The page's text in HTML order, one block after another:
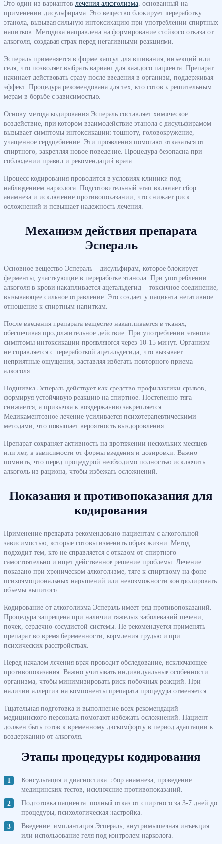
Это один из вариантов лечения алкоголизма , основанный на
применении дисульфирама. Это вещество блокирует переработку
этанола, вызывая сильную интоксикацию при употреблении спиртных
напитков. Методика направлена на формирование стойкого отказа от
алкоголя, создавая страх перед негативными реакциями.
Эспераль применяется в форме капсул для вшивания, инъекций или
геля, что позволяет выбрать вариант для каждого пациента. Препарат
начинает действовать сразу после введения в организм, поддерживая
эффект. Процедура рекомендована для тех, кто готов к решительным
мерам в борьбе с зависимостью.
Основу метода кодирования Эспераль составляет химическое
воздействие, при котором взаимодействие этанола с дисульфирамом
вызывает симптомы интоксикации: тошноту, головокружение,
учащенное сердцебиение. Эти проявления помогают отказаться от
спиртного, закрепляя новое поведение. Процедура безопасна при
соблюдении правил и рекомендаций врача.
Процесс кодирования проводится в условиях клиники под
наблюдением нарколога. Подготовительный этап включает сбор
анамнеза и исключение противопоказаний, что снижает риск
осложнений и повышает надежность лечения.
Механизм действия препарата
Эспераль
Основное вещество Эспераль – дисульфирам, которое блокирует
ферменты, участвующие в переработке этанола. При употреблении
алкоголя в крови накапливается ацетальдегид – токсичное соединение,
вызывающее сильное отравление. Это создает у пациента негативное
отношение к спиртным напиткам.
После введения препарата вещество накапливается в тканях,
обеспечивая продолжительное действие. При употреблении этанола
симптомы интоксикации проявляются через 10-15 минут. Организм
не справляется с переработкой ацетальдегида, что вызывает
неприятные ощущения, заставляя избегать повторного приема
алкоголя.
Подшивка Эспераль действует как средство профилактики срывов,
формируя устойчивую реакцию на спиртное. Постепенно тяга
снижается, а привычка к воздержанию закрепляется.
Медикаментозное лечение усиливается психотерапевтическими
методами, что повышает вероятность выздоровления.
Препарат сохраняет активность на протяжении нескольких месяцев
или лет, в зависимости от формы введения и дозировки. Важно
помнить, что перед процедурой необходимо полностью исключить
алкоголь из рациона, чтобы избежать осложнений.
Показания и противопоказания для
кодирования
Применение препарата рекомендовано пациентам с алкогольной
зависимостью, которые готовы изменить образ жизни. Метод
подходит тем, кто не справляется с отказом от спиртного
самостоятельно и ищет действенное решение проблемы. Лечение
показано при хроническом алкоголизме, тяге к спиртному на фоне
психоэмоциональных нарушений или невозможности контролировать
объемы выпитого.
Кодирование от алкоголизма Эспераль имеет ряд противопоказаний.
Процедура запрещена при наличии тяжелых заболеваний печени,
почек, сердечно-сосудистой системы. Не рекомендуется применять
препарат во время беременности, кормления грудью и при
психических расстройствах.
Перед началом лечения врач проводит обследование, исключающее
противопоказания. Важно учитывать индивидуальные особенности
организма, чтобы минимизировать риск побочных реакций. При
наличии аллергии на компоненты препарата процедура отменяется.
Тщательная подготовка и выполнение всех рекомендаций
медицинского персонала помогают избежать осложнений. Пациент
должен быть готов к временному дискомфорту в период адаптации к
воздержанию от алкоголя.
Этапы процедуры кодирования
Консультация и диагностика: сбор анамнеза, проведение
медицинских тестов, исключение противопоказаний.
Подготовка пациента: полный отказ от спиртного за 3-7 дней до
процедуры, психологическая настройка.
Введение: имплантация Эспераль, внутримышечная инъекция
или использование геля под контролем нарколога.